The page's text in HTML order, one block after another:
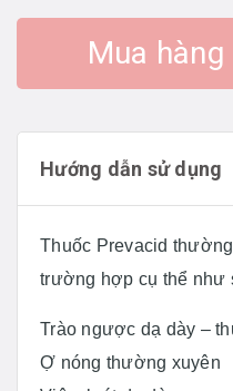
Mua hàng
Hướng dẫn sử dụng
Thuốc Prevacid
trường hợp cụ thể như
Trào ngược dạ dày –
Ợ nóng thường xuyên